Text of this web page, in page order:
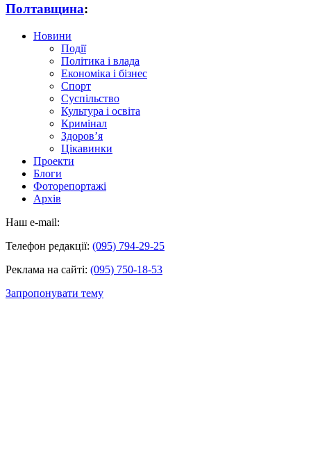
Полтавщина:
Новини
Події
Політика і влада
Економіка і бізнес
Спорт
Суспільство
Культура і освіта
Кримінал
Здоров’я
Цікавинки
Проекти
Блоги
Фоторепортажі
Архів
Наш e-mail:
Телефон редакції: (095) 794-29-25
Реклама на сайті: (095) 750-18-53
Запропонувати тему